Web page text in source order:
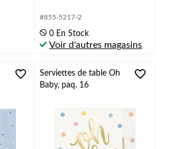
#855-5217-2
0 En Stock
Voir d'autres magasins
Serviettes de table Oh
Baby, paq. 16